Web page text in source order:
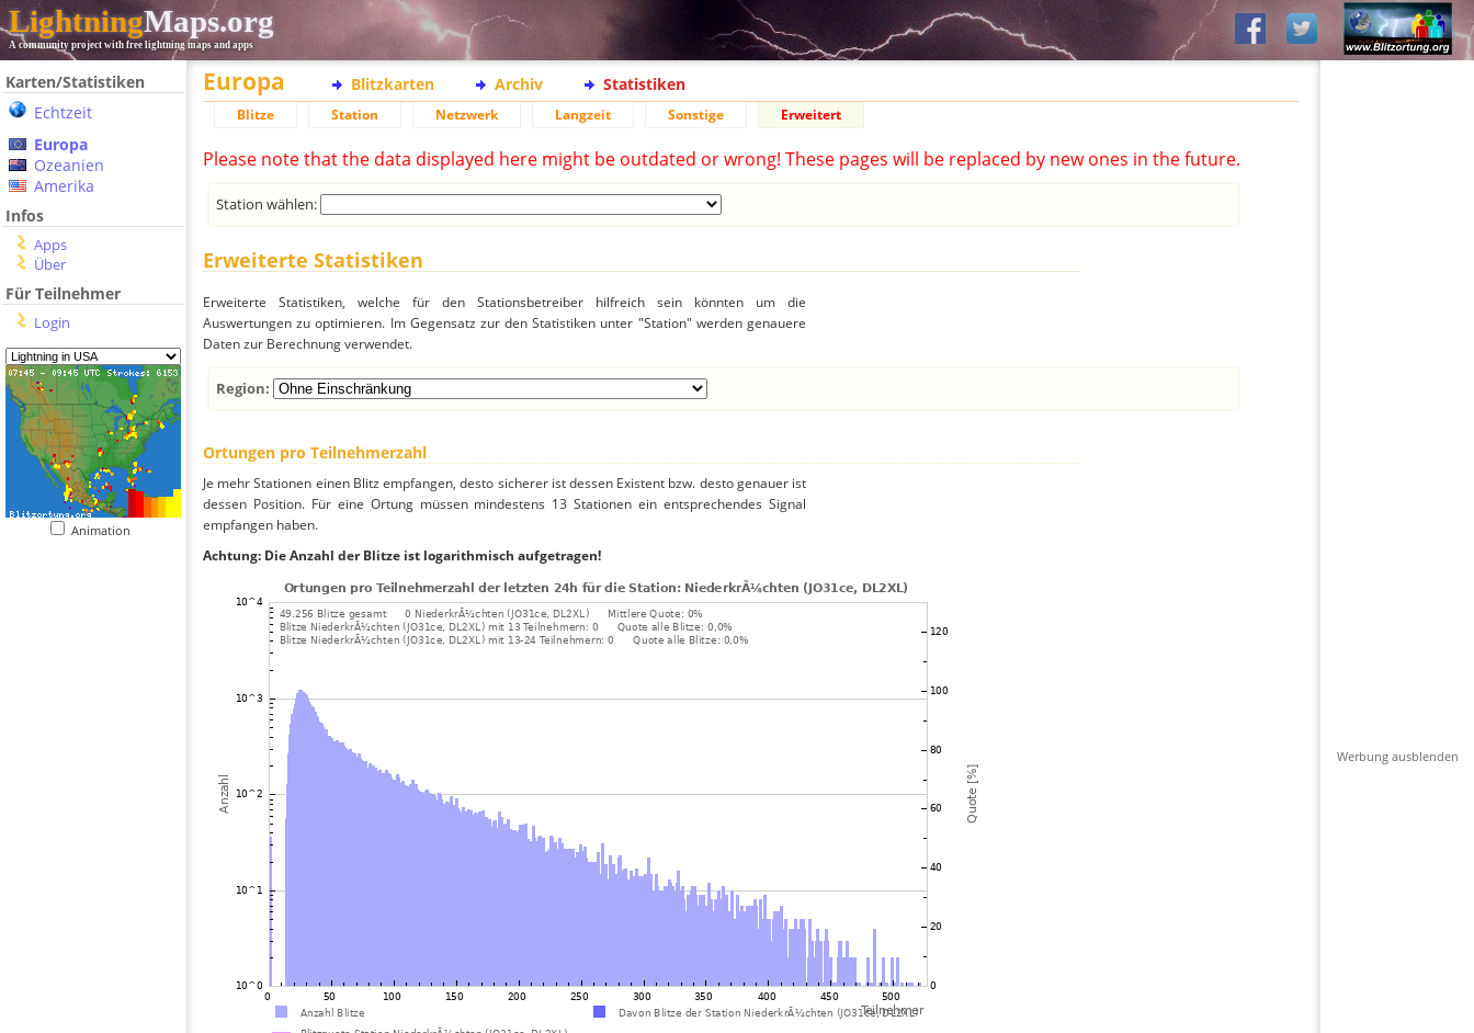
LightningMaps.org
A community project with free lightning maps and apps
Karten/Statistiken
Echtzeit
Europa
Ozeanien
Amerika
Infos
Apps
Über
Für Teilnehmer
Login
Animation
Europa Blitzkarten Archiv Statistiken
Blitze Station Netzwerk Langzeit Sonstige Erweitert
Please note that the data displayed here might be outdated or wrong! These pages will be replaced by new ones in the future.
Station wählen:
Erweiterte Statistiken
Erweiterte Statistiken, welche für den Stationsbetreiber hilfreich sein könnten um die
Auswertungen zu optimieren. Im Gegensatz zur den Statistiken unter "Station" werden genauere
Daten zur Berechnung verwendet.
Region:
Ortungen pro Teilnehmerzahl
Je mehr Stationen einen Blitz empfangen, desto sicherer ist dessen Existent bzw. desto genauer ist
dessen Position. Für eine Ortung müssen mindestens 13 Stationen ein entsprechendes Signal
empfangen haben.
Achtung: Die Anzahl der Blitze ist logarithmisch aufgetragen!
Werbung ausblenden